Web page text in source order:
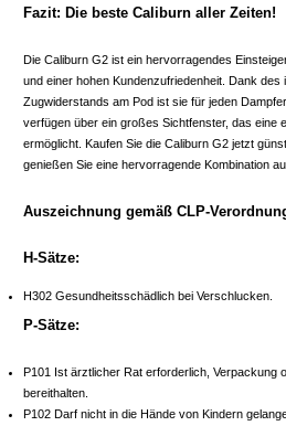
Fazit: Die beste Caliburn aller Zeiten!
Die Caliburn G2 ist ein hervorragendes
und einer hohen Kundenzufriedenheit. Dank des
Zugwiderstands am Pod ist sie für jeden
verfügen über ein großes Sichtfenster, das eine
ermöglicht. Kaufen Sie die Caliburn G2 jetzt
genießen Sie eine hervorragende Kombination
Auszeichnung gemäß CLP-
H-Sätze:
H302 Gesundheitsschädlich bei Verschlucken.
P-Sätze:
P101 Ist ärztlicher Rat erforderlich, Verpackung
bereithalten.
P102 Darf nicht in die Hände von Kindern